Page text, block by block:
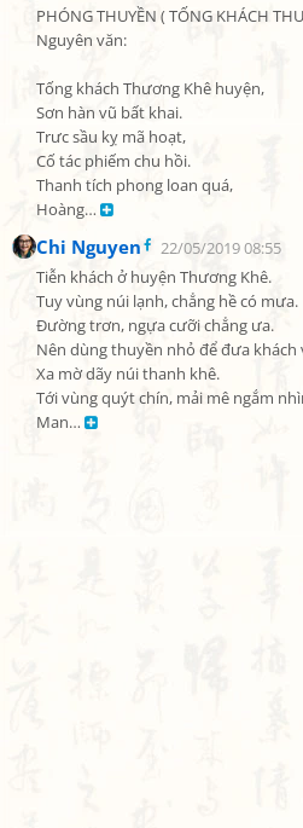
PHÓNG THUYỀN ( TỐNG KHÁCH
Nguyên văn:
Tống khách Thương Khê huyện,
Sơn hàn vũ bất khai.
Trưc sầu kỵ mã hoạt,
Cố tác phiếm chu hồi.
Thanh tích phong loan quá,
Hoàng…
Chi Nguyen
22/05/2019 08:55
Tiễn khách ở huyện Thương Khê.
Tuy vùng núi lạnh, chẳng hề có mưa.
Đường trơn, ngựa cưỡi chẳng ưa.
Nên dùng thuyền nhỏ để đưa khách
Xa mờ dãy núi thanh khê.
Tới vùng quýt chín, mải mê ngắm
Man…